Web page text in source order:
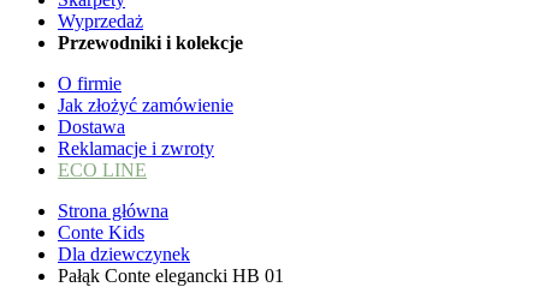
Wyprzedaż
Przewodniki i kolekcje
O firmie
Jak złożyć zamówienie
Dostawa
Reklamacje i zwroty
ECO LINE
Strona główna
Conte Kids
Dla dziewczynek
Pałąk Conte elegancki HB 01